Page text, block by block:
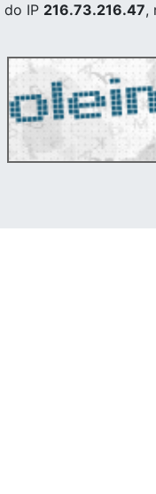
do IP 216.73.216.47,